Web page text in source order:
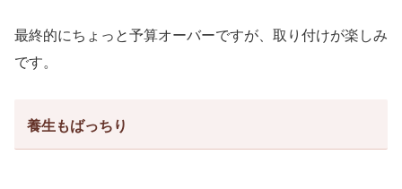
最終的にちょっと予算オーバーですが、取り付けが楽しみ
です。
養生もばっちり